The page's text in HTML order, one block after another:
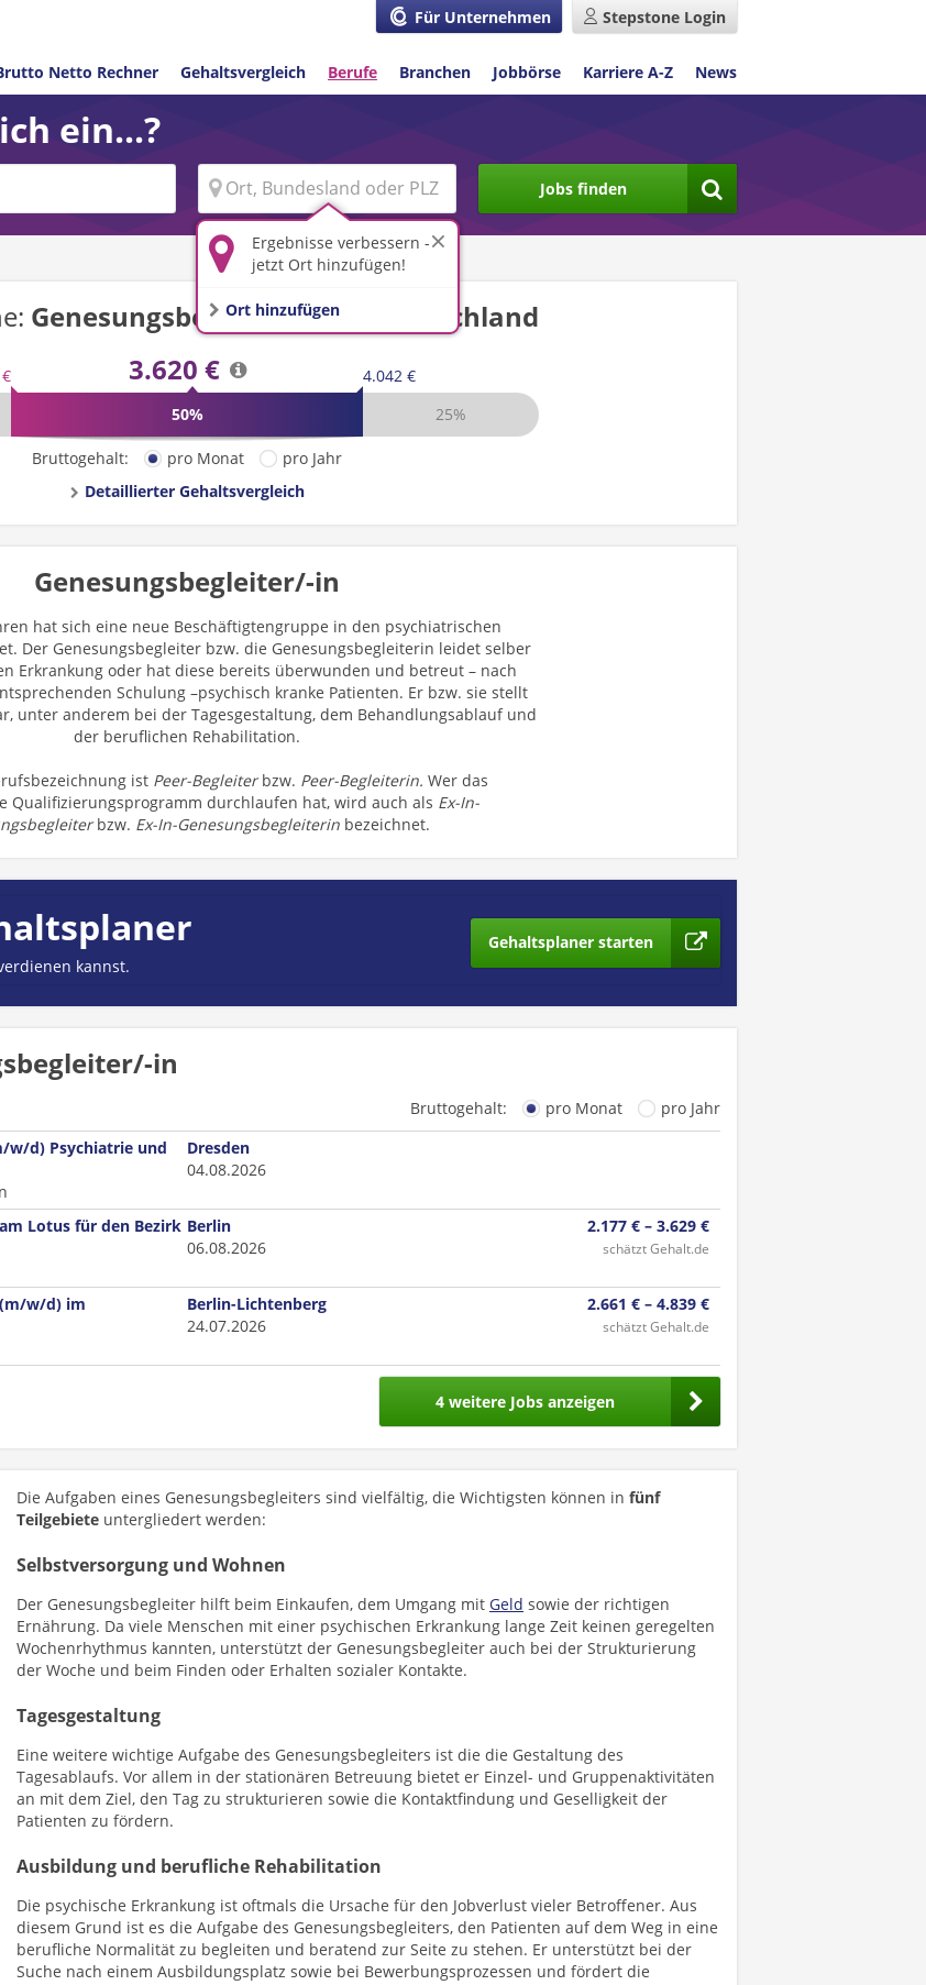
Für Unternehmen Stepstone Login
Netto Rechner Gehaltsvergleich Berufe Branchen Jobbörse Karriere A-Z News
ein...?
Ergebnisse verbessern -
jetzt Ort hinzufügen!
Ort hinzufügen
Jobs finden
Genesungsbegleiter/-inin Deutschland
3.620 €
4.042 €
50% 25%
Bruttogehalt: pro Monat
pro Jahr
Detaillierter Gehaltsvergleich
Genesungsbegleiter/-in
hat sich eine neue Beschäftigtengruppe in den psychiatrischen
Der Genesungsbegleiter bzw. die Genesungsbegleiterin leidet selber
Erkrankung oder hat diese bereits überwunden und betreut – nach
Schulung –psychisch kranke Patienten. Er bzw. sie stellt
unter anderem bei der Tagesgestaltung, dem Behandlungsablauf und
der beruflichen Rehabilitation.
ist Peer-Begleiterbzw. Peer-Begleiterin. Wer das
Qualifizierungsprogramm durchlaufen hat, wird auch als Ex-In-
bzw. Ex-In-Genesungsbegleiterin bezeichnet.
kannst.
Gehaltsplaner starten
in
Bruttogehalt: pro Monat
pro Jahr
w/d) Psychiatrie und
Dresden
04.08.2026
Lotus für den Bezirk Berlin
06.08.2026
2.177 € – 3.629 €
schätzt Gehalt.de
w/d) im
Berlin-Lichtenberg
24.07.2026
2.661 € – 4.839 €
schätzt Gehalt.de
4 weitere Jobs anzeigen
Die Aufgaben eines Genesungsbegleiters sind vielfältig, die Wichtigsten können in fünf
Teilgebiete untergliedert werden:
Selbstversorgung und Wohnen
Der Genesungsbegleiter hilft beim Einkaufen, dem Umgang mit Geld sowie der richtigen
Ernährung. Da viele Menschen mit einer psychischen Erkrankung lange Zeit keinen geregelten
Wochenrhythmus kannten, unterstützt der Genesungsbegleiter auch bei der Strukturierung
der Woche und beim Finden oder Erhalten sozialer Kontakte.
Tagesgestaltung
Eine weitere wichtige Aufgabe des Genesungsbegleiters ist die die Gestaltung des
Tagesablaufs. Vor allem in der stationären Betreuung bietet er Einzel- und Gruppenaktivitäten
an mit dem Ziel, den Tag zu strukturieren sowie die Kontaktfindung und Geselligkeit der
Patienten zu fördern.
Ausbildung und berufliche Rehabilitation
Die psychische Erkrankung ist oftmals die Ursache für den Jobverlust vieler Betroffener. Aus
diesem Grund ist es die Aufgabe des Genesungsbegleiters, den Patienten auf dem Weg in eine
berufliche Normalität zu begleiten und beratend zur Seite zu stehen. Er unterstützt bei der
Suche nach einem Ausbildungsplatz sowie bei Bewerbungsprozessen und fördert die